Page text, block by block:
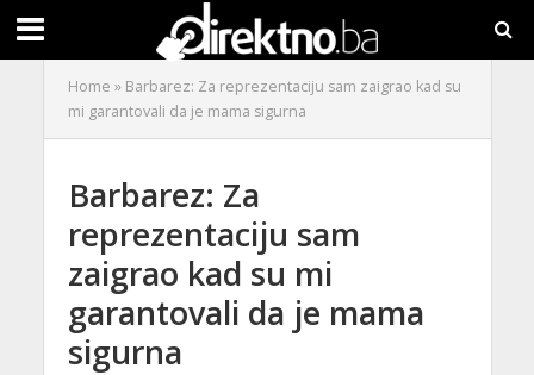
Home » Barbarez: Za reprezentaciju sam zaigrao kad su
mi garantovali da je mama sigurna
Barbarez: Za
reprezentaciju sam
zaigrao kad su mi
garantovali da je mama
sigurna